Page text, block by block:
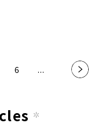
6 ... »